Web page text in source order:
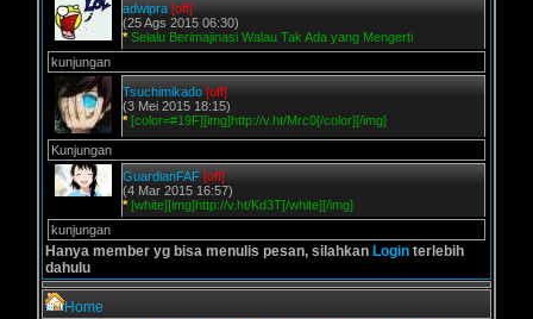
adwipra [off]
(25 Ags 2015 06:30)
* Selalu Berimajinasi Walau Tak Ada yang Mengerti
kunjungan
Tsuchimikado [off]
(3 Mei 2015 18:15)
* [color=#19F][img]http://v.ht/Mrc0[/color][/img]
Kunjungan
GuardianFAF [off]
(4 Mar 2015 16:57)
* [white][img]http://v.ht/Kd3T[/white][/img]
kunjungan
Hanya member yg bisa menulis pesan, silahkan Login terlebih
dahulu
Home